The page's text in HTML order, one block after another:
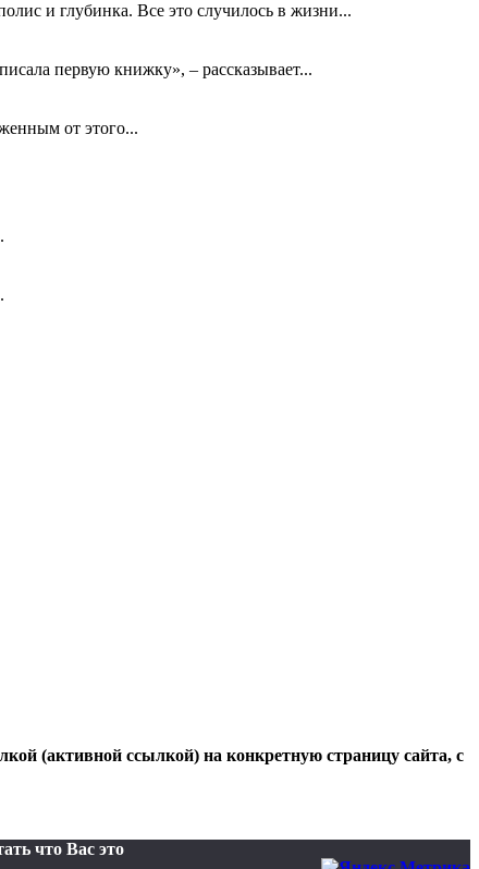
и глубинка. Все это случилось в жизни...
первую книжку», – рассказывает...
от этого...
(активной ссылкой) на конкретную страницу сайта, с
что Вас это